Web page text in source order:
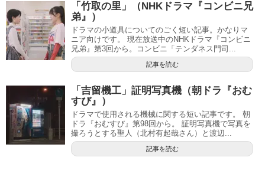
「竹取の里」（NHKドラマ『コンビニ兄
弟』）
ドラマの小道具についてのごく短い記事。かなりマ
ニア向けです。 現在放送中のNHKドラマ『コンビニ
兄弟』第3回から。コンビニ「テンダネス門司...
記事を読む
「吉留機工」証明写真機（朝ドラ『おむ
すび』）
ドラマで使用される機械に関する短い記事です。 朝
ドラ『おむすび』第98回から。 証明写真機で写真を
撮ろうとする聖人（北村有起哉さん）と渡辺...
記事を読む